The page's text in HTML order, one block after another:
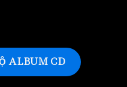
ALBUM CD